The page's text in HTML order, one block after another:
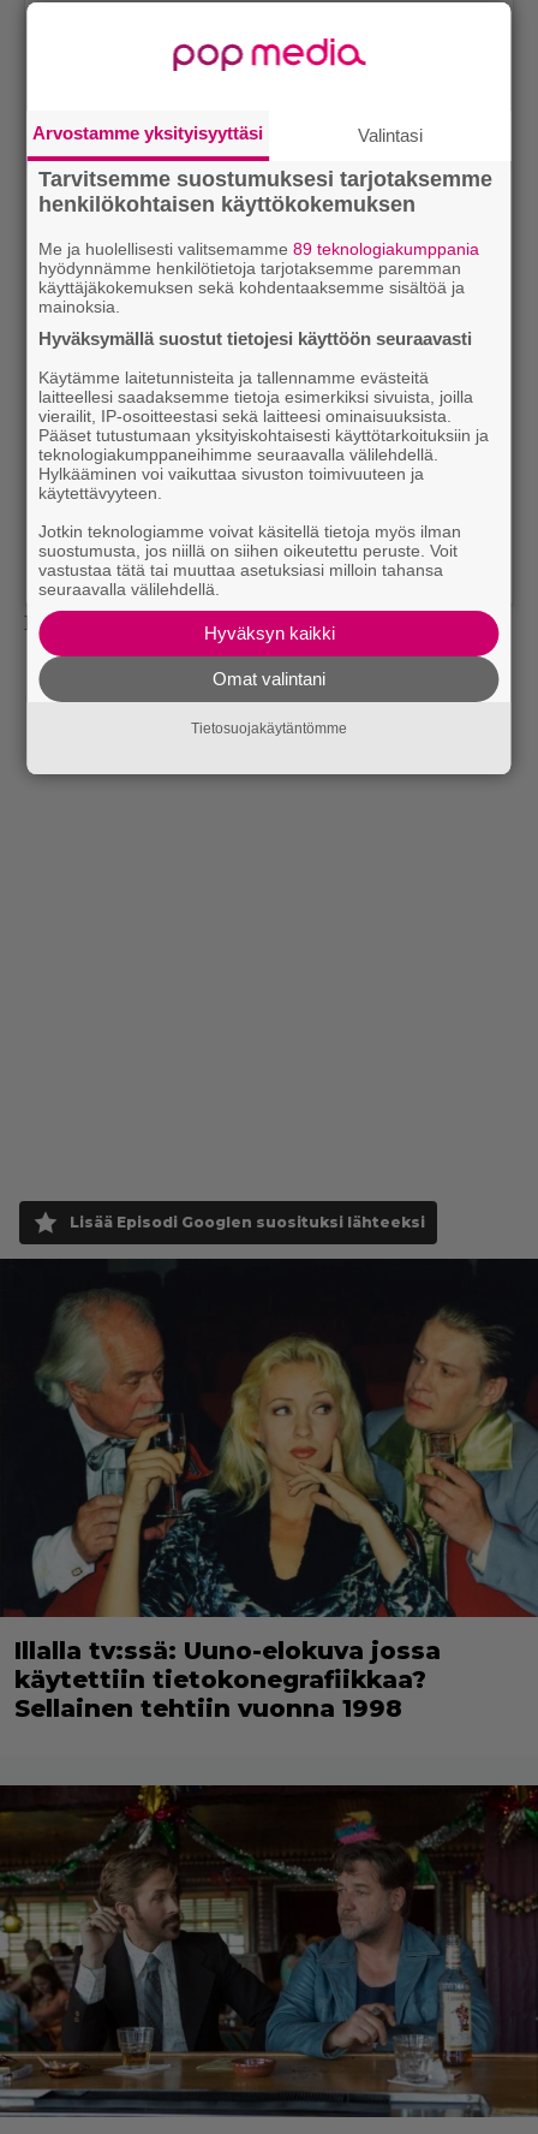
View this post on Instagram
Henkilön Bo Derek (@reallyboderek) jakama julkaisu
Lähde:
Lisää Episodi Googlen suosituksi lähteeksi
Illalla tv:ssä: Uuno-elokuva jossa
käytettiin tietokonegrafiikkaa?
Sellainen tehtiin vuonna 1998
Arvostamme yksityisyyttäsi Valintasi
Tarvitsemme suostumuksesi tarjotaksemme
henkilökohtaisen käyttökokemuksen
Me ja huolellisesti valitsemamme89 teknologiakumppania
hyödynnämme henkilötietoja tarjotaksemme paremman
käyttäjäkokemuksen sekä kohdentaaksemme sisältöä ja
mainoksia.
Hyväksymällä suostut tietojesi käyttöön seuraavasti
Käytämme laitetunnisteita ja tallennamme evästeitä
laitteellesi saadaksemme tietoja esimerkiksi sivuista, joilla
vierailit, IP-osoitteestasi sekä laitteesi ominaisuuksista.
Pääset tutustumaan yksityiskohtaisesti käyttötarkoituksiin ja
teknologiakumppaneihimme seuraavalla välilehdellä.
Hylkääminen voi vaikuttaa sivuston toimivuuteen ja
käytettävyyteen.
Jotkin teknologiamme voivat käsitellä tietoja myös ilman
suostumusta, jos niillä on siihen oikeutettu peruste. Voit
vastustaa tätä tai muuttaa asetuksiasi milloin tahansa
seuraavalla välilehdellä.
Hyväksyn kaikki
Omat valintani
Tietosuojakäytäntömme